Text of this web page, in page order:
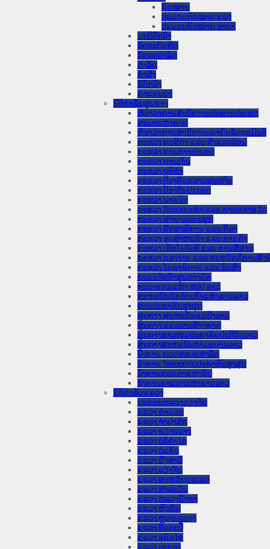
ກົດໝາຍ
ປະມວນກົດໝາຍ ແພ່ງ
ປະມວນກົດໝາຍ ອາຍາ
ມະຕິຕົກລົງ
ລັດຖະບັນຍັດ
ລັດຖະດໍາລັດ
ດໍາລັດ
ຄໍາສັ່ງ
ຂໍ້ຕົກລົງ
ຄໍາແນະນໍາ
ນິຕິກໍາຂັ້ນສູນກາງ
ຫ້ອງວ່າການສໍານັກງານປະທານປະເທດ
ສະພາແຫ່ງຊາດ
ຫ້ອງວ່າການສຳນັກງານນາຍົກລັດຖະມົນຕີ
ກະຊວງ ກະສິກຳ ແລະ ສິ່ງແວດລ້ອມ
ກະຊວງ ການຕ່າງປະເທດ
ກະຊວງ ການເງິນ
ກະຊວງ ຍຸຕິທໍາ
ກະຊວງ ປ້ອງກັນຄວາມສະຫງົບ
ກະຊວງ ປ້ອງກັນປະເທດ
ກະຊວງ ພາຍໃນ
ກະຊວງ ວັດທະນະທຳ ແລະ ການທ່ອງທ່ຽວ
ກະຊວງ ສາທາລະນະສຸກ
ກະຊວງ ສຶກສາທິການ ແລະ ກິລາ
ກະຊວງ ອຸດສາຫະກຳ ແລະ ການຄ້າ
ກະຊວງ ເຕັກໂນໂລຊີ ແລະ ການສື່ສານ
ກະຊວງ ແຮງງານ ແລະ ສະຫວັດດີການສັງ
ກະຊວງ ໂຍທາທິການ ແລະ ຂົນສົ່ງ
ຄະນະຈັດຕັ້ງສູນກາງພັກ
ທະນາຄານແຫ່ງ ສປປ ລາວ
ສະຫະພັນນັກຮົບເກົ່າແຫ່ງຊາດລາວ
ສານປະຊາຊົນສູງສຸດ
ສູນກາງ ສະຫະພັນແມ່ຍິງລາວ
ສູນກາງ ແນວລາວສ້າງຊາດ
ສູນກາງຊາວໜຸ່ມປະຊາຊົນປະຕິວັດລາວ
ສູນກາງສະຫະພັນກຳມະບານລາວ
ອົງການ ກວດສອບແຫ່ງລັດ
ອົງການ ໄອຍະການປະຊາຊົນສູງສຸດ
ອົງການກວດກາແຫ່ງລັດ
ອົງການກາແດງແຫ່ງຊາດລາວ
ນິຕິກໍາຂັ້ນແຂວງ
ນະ​ຄອນ​ຫລວງວຽງຈັນ
ແຂວງ ຄໍາມ່ວນ
ແຂວງ ຈໍາປາສັກ
ແຂວງ ຊຽງຂວາງ
ແຂວງ ບໍລິຄໍາໄຊ
ແຂວງ ບໍ່ແກ້ວ
ແຂວງ ຜົ້ງສາລີ
ແຂວງ ວຽງຈັນ
ແຂວງ ສະຫວັນນະເຂດ
ແຂວງ ສາລະວັນ
ແຂວງ ຫລວງນໍ້າທາ
ແຂວງ ຫົວພັນ
ແຂວງ ຫຼວງພະບາງ
ແຂວງ ອັດຕະປື
ແຂວງ ອຸດົມໄຊ
ແຂວງ ເຊກອງ